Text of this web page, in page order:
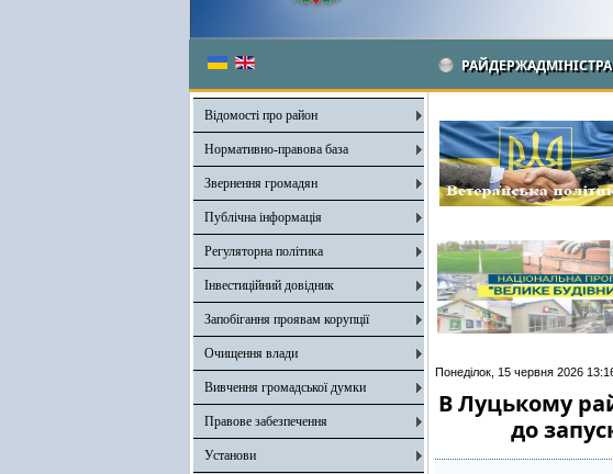
Відомості про район
Нормативно-правова база
Звернення громадян
Публічна інформація
Регуляторна політика
Інвестиційний довідник
Запобігання проявам корупції
Очищення влади
Вивчення громадської думки
Правове забезпечення
Установи
Понеділок, 15 червня 2026
В Луцькому
до